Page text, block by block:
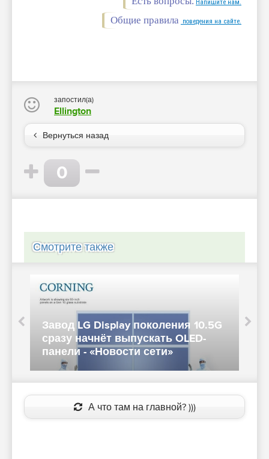
Напишите нам.
Общие правила поведения на сайте.
запостил(а)
Ellington
Вернуться назад
0
Смотрите также
Завод LG Display поколения 10.5G
сразу начнёт выпускать OLED-
панели - «Новости сети»
А что там на главной? )))